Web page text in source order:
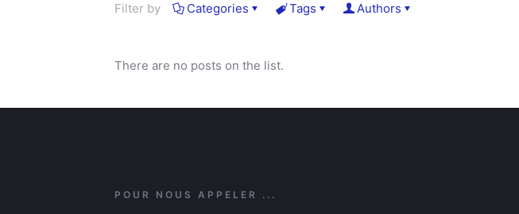
Filter by Categories Tags Authors
There are no posts on the list.
POUR NOUS APPELER ...